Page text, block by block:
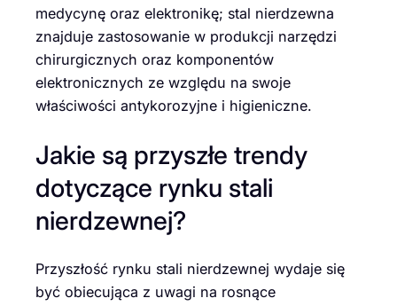
medycynę oraz elektronikę; stal nierdzewna
znajduje zastosowanie w produkcji narzędzi
chirurgicznych oraz komponentów
elektronicznych ze względu na swoje
właściwości antykorozyjne i higieniczne.
Jakie są przyszłe trendy
dotyczące rynku stali
nierdzewnej?
Przyszłość rynku stali nierdzewnej wydaje się
być obiecująca z uwagi na rosnące